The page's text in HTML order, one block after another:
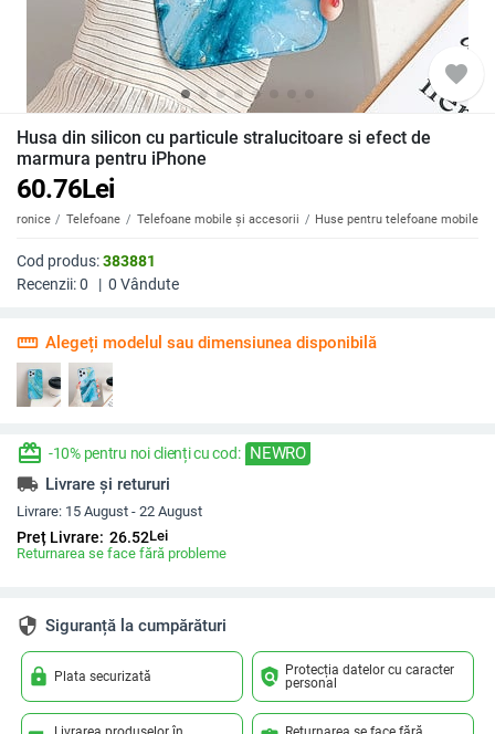
favorite
Husa din silicon cu particule stralucitoare si efect de
marmura pentru iPhone
60.76Lei
Telefoane Telefoane mobile și accesorii Huse pentru telefoane mobile
Cod produs:383881
Recenzii:0 | 0 Vândute
straighten Alegeți modelul sau dimensiunea disponibilă
redeem -10% pentru noi clienți cu cod: NEWRO
local_shipping Livrare și retururi
Livrare: 15 August - 22 August
Preț Livrare: 26.52Lei
Returnarea se face fără probleme
security Siguranță la cumpărături
lock Plata securizată policy Protecția datelor cu caracter
personal